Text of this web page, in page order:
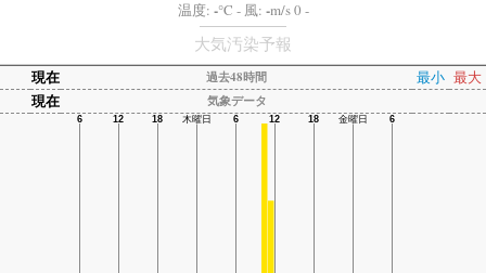
温度: -°C - 風: -m/s 0 -
大気汚染予報
現在 過去48時間 最小 最大
現在
気象データ